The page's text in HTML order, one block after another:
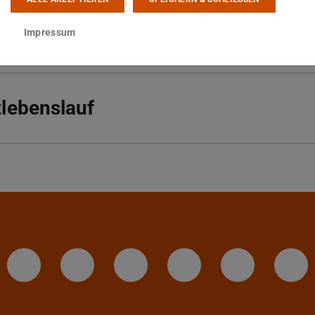
Darmstadt
IAG - Facebook
Instagram - IAG
LinkedIn-Seite des
Twitter - TU
YouTube
Impressum